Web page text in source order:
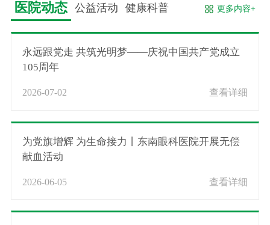
医院动态 公益活动 健康科普 更多内容+
永远跟党走 共筑光明梦——庆祝中国共产党成立
105周年
2026-07-02 查看详细
为党旗增辉 为生命接力丨东南眼科医院开展无偿
献血活动
2026-06-05 查看详细